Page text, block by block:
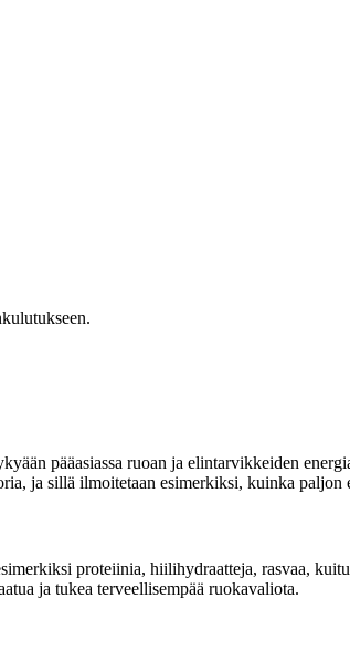
pääasiassa ruoan ja elintarvikkeiden
ja sillä ilmoitetaan esimerkiksi, kuinka
proteiinia, hiilihydraatteja, rasvaa,
ja tukea terveellisempää ruokavaliota.